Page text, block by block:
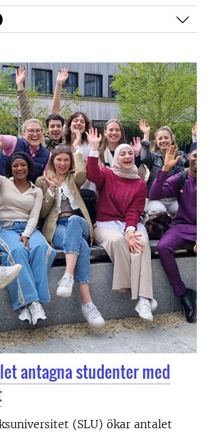
antagna studenter med
(SLU) ökar antalet